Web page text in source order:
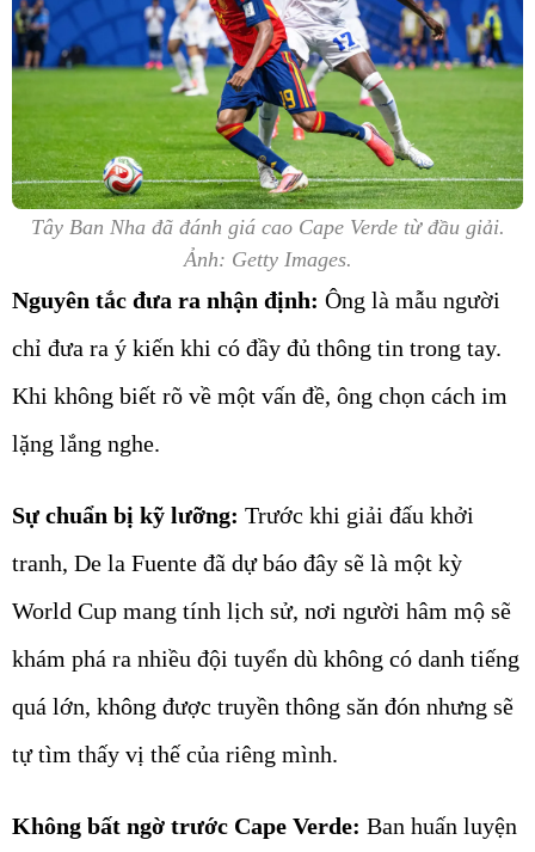
Tây Ban Nha đã đánh giá cao Cape Verde từ đầu giải.
Ảnh: Getty Images.
Nguyên tắc đưa ra nhận định: Ông là mẫu người
chỉ đưa ra ý kiến khi có đầy đủ thông tin trong tay.
Khi không biết rõ về một vấn đề, ông chọn cách im
lặng lắng nghe.
Sự chuẩn bị kỹ lưỡng: Trước khi giải đấu khởi
tranh, De la Fuente đã dự báo đây sẽ là một kỳ
World Cup mang tính lịch sử, nơi người hâm mộ sẽ
khám phá ra nhiều đội tuyển dù không có danh tiếng
quá lớn, không được truyền thông săn đón nhưng sẽ
tự tìm thấy vị thế của riêng mình.
Không bất ngờ trước Cape Verde: Ban huấn luyện